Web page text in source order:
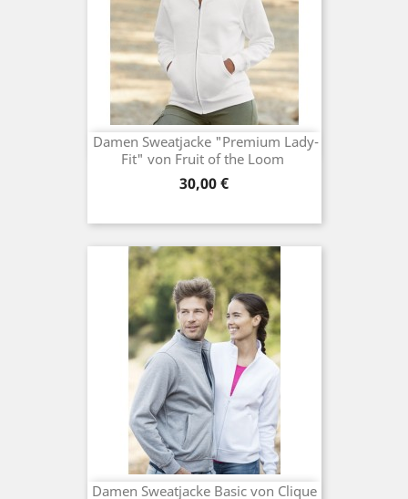
Damen Sweatjacke "Premium Lady-
Fit" von Fruit of the Loom
Preis
30,00 €
Damen Sweatjacke Basic von Clique